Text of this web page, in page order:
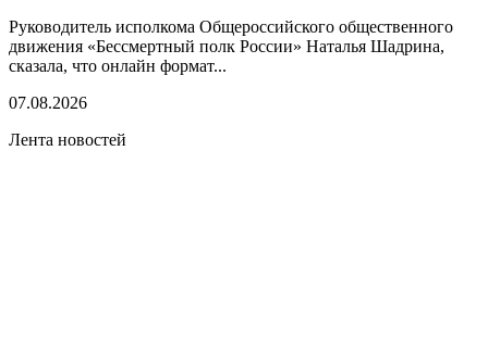
Руководитель исполкома Общероссийского общественного
движения «Бессмертный полк России» Наталья Шадрина,
сказала, что онлайн формат...
07.08.2026
Лента новостей